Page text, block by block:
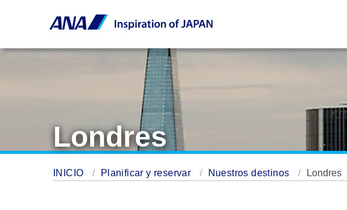
Londres
INICIO Planificar y reservar Nuestros destinos Londres